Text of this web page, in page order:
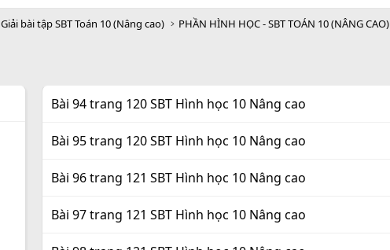
Giải bài tập SBT Toán 10 (Nâng cao) PHẦN HÌNH HỌC - SBT TOÁN 10 (NÂNG CAO)
Bài 94 trang 120 SBT Hình học 10 Nâng cao
Bài 95 trang 120 SBT Hình học 10 Nâng cao
Bài 96 trang 121 SBT Hình học 10 Nâng cao
Bài 97 trang 121 SBT Hình học 10 Nâng cao